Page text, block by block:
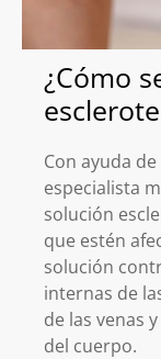
¿Cómo
Con ayuda
especialista
solución
que estén
solución
internas de
de las venas
del cuerpo.